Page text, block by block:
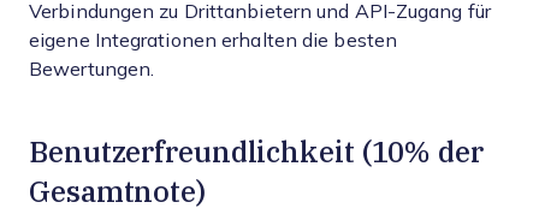
Verbindungen zu Drittanbietern und API-Zugang für
eigene Integrationen erhalten die besten
Bewertungen.
Benutzerfreundlichkeit (10% der
Gesamtnote)